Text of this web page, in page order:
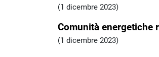
(1 dicembre 2023)
Comunità energetiche
(1 dicembre 2023)